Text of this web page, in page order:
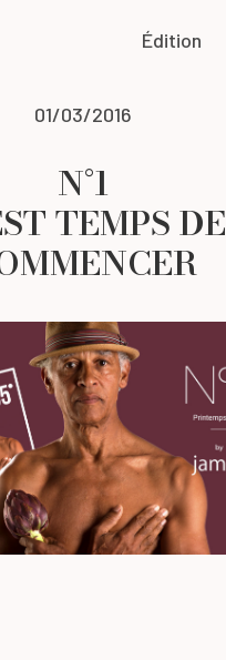
Édition
01/03/2016
N°1
TEMPS DE